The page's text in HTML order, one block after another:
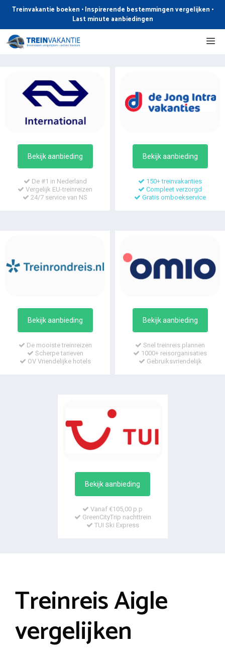
de
inhoud
Treinvakantie boeken • Inspirerende bestemmingen vergelijken •
Last minute aanbiedingen
Bekijk aanbieding
De #1 in Nederland
Vergelijk EU-treinreizen
24/7 service van NS
Bekijk aanbieding
150+ treinvakanties
Compleet verzorgd
Gratis omboekservice
Bekijk aanbieding
De mooiste treinreizen
Scherpe tarieven
OV Vriendelijke hotels
Bekijk aanbieding
Snel treinreis plannen
1000+ reisorganisaties
Gebruiksvriendelijk
Bekijk aanbieding
Vanaf €105,00 p.p
GreenCityTrip nachttrein
TUI Ski Express
Treinreis Aigle
vergelijken